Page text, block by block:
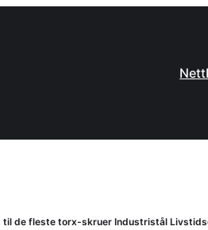
de fleste torx-skruer Industristål